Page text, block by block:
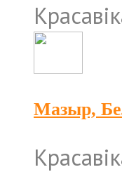
Мазыр,